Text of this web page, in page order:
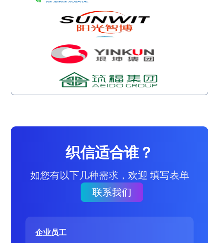
织信适合谁？
如您有以下几种需求，欢迎 填写表单
联系我们
企业员工